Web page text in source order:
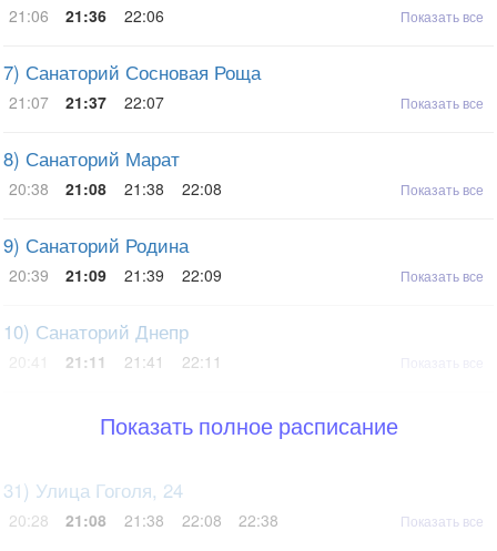
21:06 21:36 22:06 Показать все
7) Санаторий Сосновая Роща
21:07 21:37 22:07 Показать все
8) Санаторий Марат
20:38 21:08 21:38 22:08 Показать все
9) Санаторий Родина
20:39 21:09 21:39 22:09 Показать все
10) Санаторий Днепр
21:11 21:41 22:11
Показать полное расписание
31) Улица Гоголя, 24
20:28 21:08 21:38 22:08 22:38 Показать все